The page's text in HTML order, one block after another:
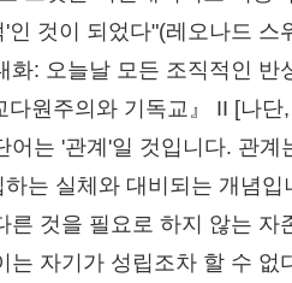
인 것이 되었다"(레오나드 스
: 오늘날 모든 조직적인 반
다원주의와 기독교』 II [나단
어는 '관계'일 것입니다. 관계
는 실체와 대비되는 개념입
른 것을 필요로 하지 않는 자
는 자기가 성립조차 할 수 없